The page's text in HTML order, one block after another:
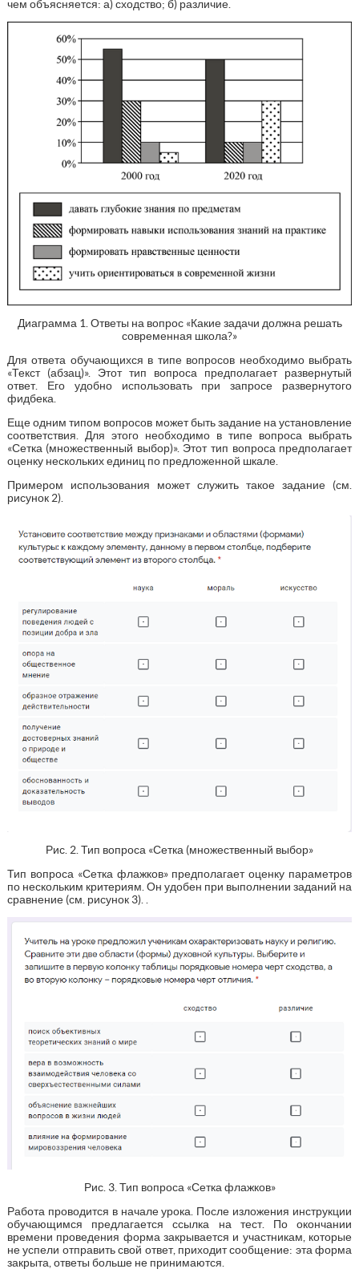
чем объясняется: а) сходство; б) различие.
Диаграмма 1. Ответы на вопрос «Какие задачи должна решать
современная школа?»
Для ответа обучающихся в типе вопросов необходимо выбрать
«Текст (абзац)». Этот тип вопроса предполагает развернутый
ответ. Его удобно использовать при запросе развернутого
фидбека.
Еще одним типом вопросов может быть задание на установление
соответствия. Для этого необходимо в типе вопроса выбрать
«Сетка (множественный выбор)». Этот тип вопроса предполагает
оценку нескольких единиц по предложенной шкале.
Примером использования может служить такое задание (см.
рисунок 2).
Рис. 2. Тип вопроса «Сетка (множественный выбор»
Тип вопроса «Сетка флажков» предполагает оценку параметров
по нескольким критериям. Он удобен при выполнении заданий на
сравнение (см. рисунок 3). .
Рис. 3. Тип вопроса «Сетка флажков»
Работа проводится в начале урока. После изложения инструкции
обучающимся предлагается ссылка на тест. По окончании
времени проведения форма закрывается и участникам, которые
не успели отправить свой ответ, приходит сообщение: эта форма
закрыта, ответы больше не принимаются.